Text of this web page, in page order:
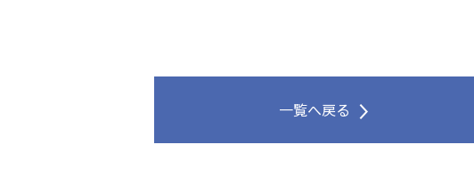
一覧へ戻る